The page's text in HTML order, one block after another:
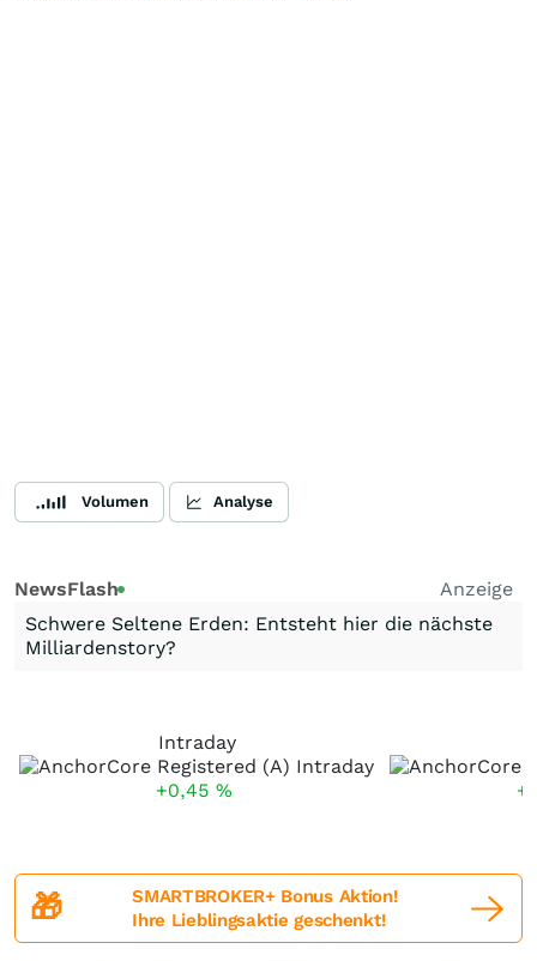
Volumen Analyse
NewsFlash
Anzeige
Schwere Seltene Erden: Entsteht hier die nächste
Milliardenstory?
Intraday
+0,45 %
🎁
SMARTBROKER+ Bonus Aktion!
Ihre Lieblingsaktie geschenkt!